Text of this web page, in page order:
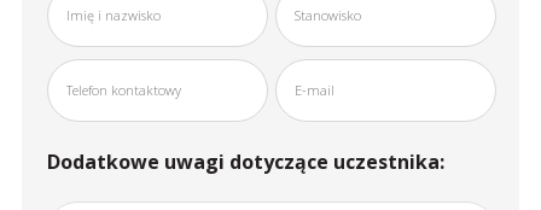
Dodatkowe uwagi dotyczące uczestnika: